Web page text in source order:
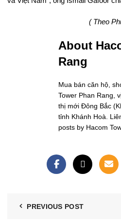
( Theo
About
Rang
Mua bán căn hộ,
Tower Phan Rang,
thị mới Đông Bắc
tỉnh Khánh Hoà.
posts by Hacom
PREVIOUS POST